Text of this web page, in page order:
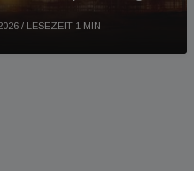
/ LESEZEIT 1 MIN